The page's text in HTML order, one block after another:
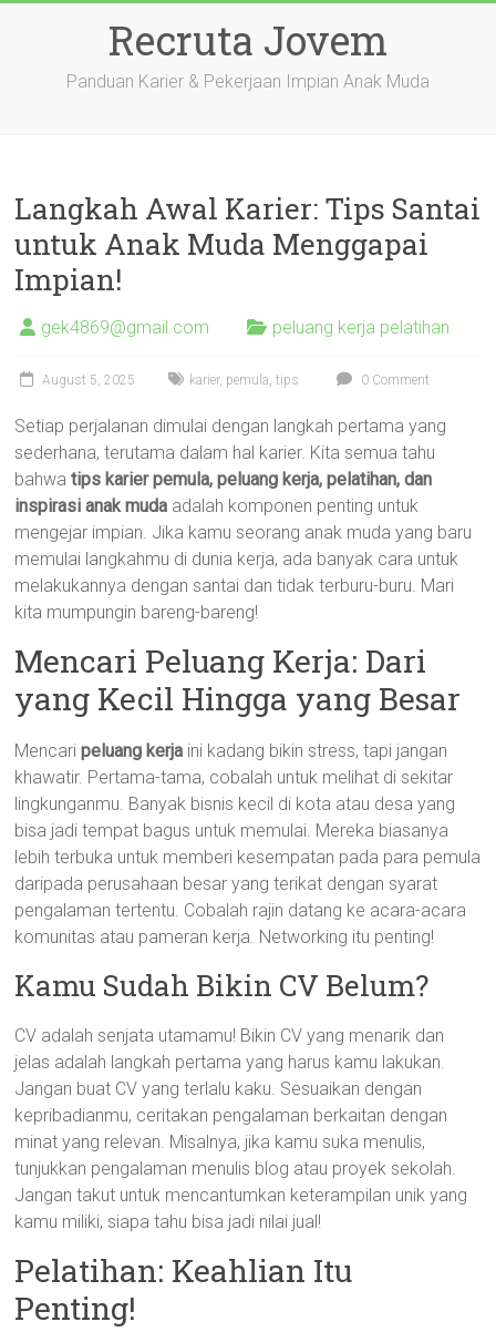
Recruta Jovem
Panduan Karier & Pekerjaan Impian Anak Muda
Langkah Awal Karier: Tips Santai
untuk Anak Muda Menggapai
Impian!
gek4869@gmail.com peluang kerja pelatihan
August 5, 2025 karier, pemula,tips 0 Comment
Setiap perjalanan dimulai dengan langkah pertama yang
sederhana, terutama dalam hal karier. Kita semua tahu
bahwatips karier pemula, peluang kerja, pelatihan, dan
inspirasi anak muda adalah komponen penting untuk
mengejar impian. Jika kamu seorang anak muda yang baru
memulai langkahmu di dunia kerja, ada banyak cara untuk
melakukannya dengan santai dan tidak terburu-buru. Mari
kita mumpungin bareng-bareng!
Mencari Peluang Kerja: Dari
yang Kecil Hingga yang Besar
Mencaripeluang kerja ini kadang bikin stress, tapi jangan
khawatir. Pertama-tama, cobalah untuk melihat di sekitar
lingkunganmu. Banyak bisnis kecil di kota atau desa yang
bisa jadi tempat bagus untuk memulai. Mereka biasanya
lebih terbuka untuk memberi kesempatan pada para pemula
daripada perusahaan besar yang terikat dengan syarat
pengalaman tertentu. Cobalah rajin datang ke acara-acara
komunitas atau pameran kerja. Networking itu penting!
Kamu Sudah Bikin CV Belum?
CV adalah senjata utamamu! Bikin CV yang menarik dan
jelas adalah langkah pertama yang harus kamu lakukan.
Jangan buat CV yang terlalu kaku. Sesuaikan dengan
kepribadianmu, ceritakan pengalaman berkaitan dengan
minat yang relevan. Misalnya, jika kamu suka menulis,
tunjukkan pengalaman menulis blog atau proyek sekolah.
Jangan takut untuk mencantumkan keterampilan unik yang
kamu miliki, siapa tahu bisa jadi nilai jual!
Pelatihan: Keahlian Itu
Penting!